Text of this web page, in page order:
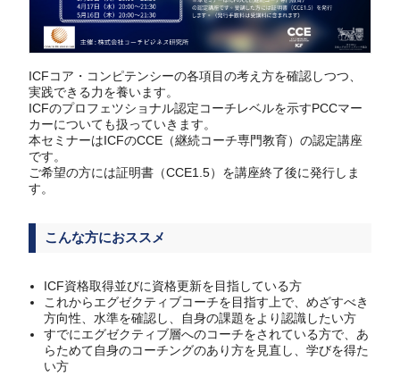
ICFコア・コンピテンシーの各項目の考え方を確認しつつ、
実践できる力を養います。
ICFのプロフェツショナル認定コーチレベルを示すPCCマー
カーについても扱っていきます。
本セミナーはICFのCCE（継続コーチ専門教育）の認定講座
です。
ご希望の方には証明書（CCE1.5）を講座終了後に発行しま
す。
こんな方におススメ
ICF資格取得並びに資格更新を目指している方
これからエグゼクティブコーチを目指す上で、めざすべき
方向性、水準を確認し、自身の課題をより認識したい方
すでにエグゼクティブ層へのコーチをされている方で、あ
らためて自身のコーチングのあり方を見直し、学びを得た
い方